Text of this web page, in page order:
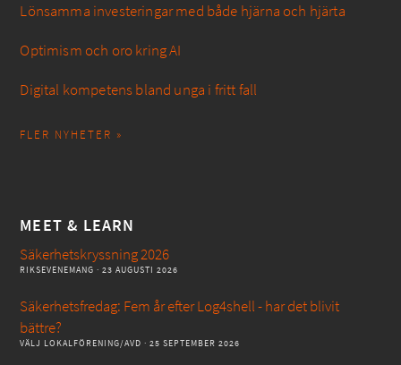
Lönsamma investeringar med både hjärna och hjärta
Optimism och oro kring AI
Digital kompetens bland unga i fritt fall
FLER NYHETER »
MEET & LEARN
Säkerhetskryssning 2026
RIKSEVENEMANG · 23 AUGUSTI 2026
Säkerhetsfredag: Fem år efter Log4shell - har det blivit
bättre?
VÄLJ LOKALFÖRENING/AVD · 25 SEPTEMBER 2026